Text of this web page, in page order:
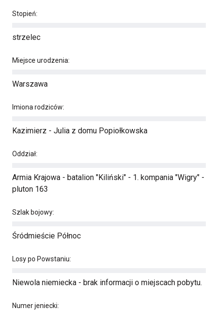
Stopień:
strzelec
Miejsce urodzenia:
Warszawa
Imiona rodziców:
Kazimierz - Julia z domu Popiołkowska
Oddział:
Armia Krajowa - batalion "Kiliński" - 1. kompania "Wigry" -
pluton 163
Szlak bojowy:
Śródmieście Północ
Losy po Powstaniu:
Niewola niemiecka - brak informacji o miejscach pobytu.
Numer jeniecki: